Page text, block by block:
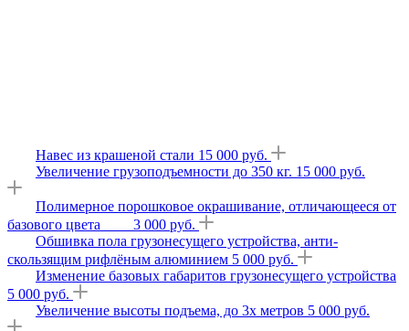
Навес из крашеной стали 15 000 руб.
Увеличение грузоподъемности до 350 кг. 15 000 руб.
Полимерное порошковое окрашивание, отличающееся от
базового цвета 3 000 руб.
Обшивка пола грузонесущего устройства, анти-
скользящим рифлёным алюминием 5 000 руб.
Изменение базовых габаритов грузонесущего устройства
5 000 руб.
Увеличение высоты подъема, до 3х метров 5 000 руб.